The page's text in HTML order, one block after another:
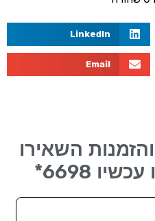
LinkedIn
Email
השאירו
עכשיו 6698*